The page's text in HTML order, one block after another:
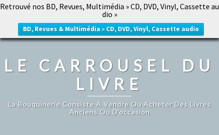
Retrouvé nos BD, Revues, Multimédia » CD, DVD, Vinyl, Cassette au
dio »
BD, Revues & Multimédia » CD, DVD, Vinyl, Cassette audio
LE CARROUSEL DU LIVRE
LE CARROUSEL DU
LIVRE
La Bouquinerie Consiste À Vendre Ou Acheter Des Livres
Anciens Ou D’occasion